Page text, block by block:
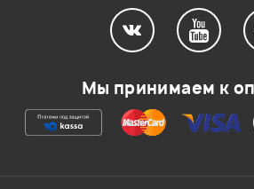
Ваша оценка:
Мы принимаем к